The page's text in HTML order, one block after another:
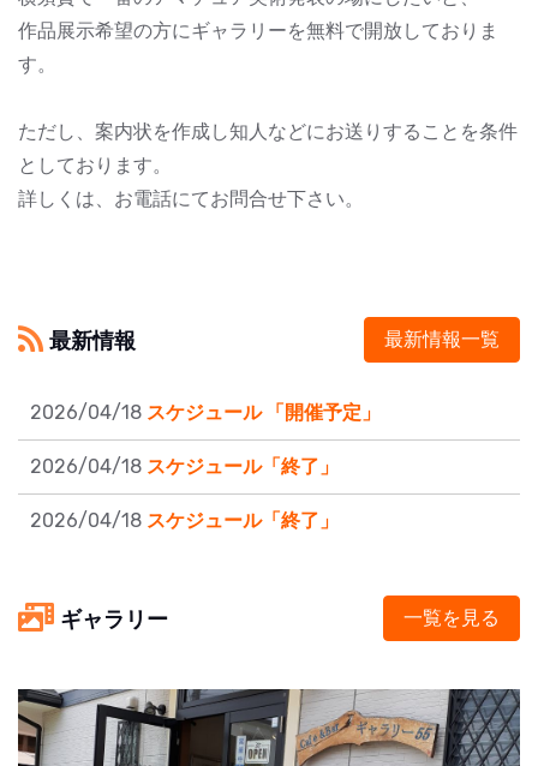
作品展示希望の方にギャラリーを無料で開放しておりま
す。
ただし、案内状を作成し知人などにお送りすることを条件
としております。
詳しくは、お電話にてお問合せ下さい。
最新情報 最新情報一覧
2026/04/18 スケジュール 「開催予定」
2026/04/18 スケジュール「終了」
2026/04/18 スケジュール「終了」
ギャラリー 一覧を見る